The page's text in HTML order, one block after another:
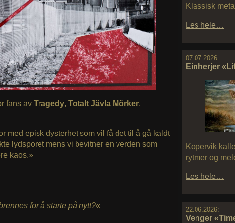
Klassisk
Les hele…
07.07.2026:
Einherjer
Kopervik
rytmer og
Les hele…
22.06.2026:
Venger
fans av Tragedy, Totalt Jävla Mörker,
med episk dysterhet som vil få det til å gå kaldt
lydsporet mens vi bevitner en verden som
kaos.»
for å starte på nytt?«